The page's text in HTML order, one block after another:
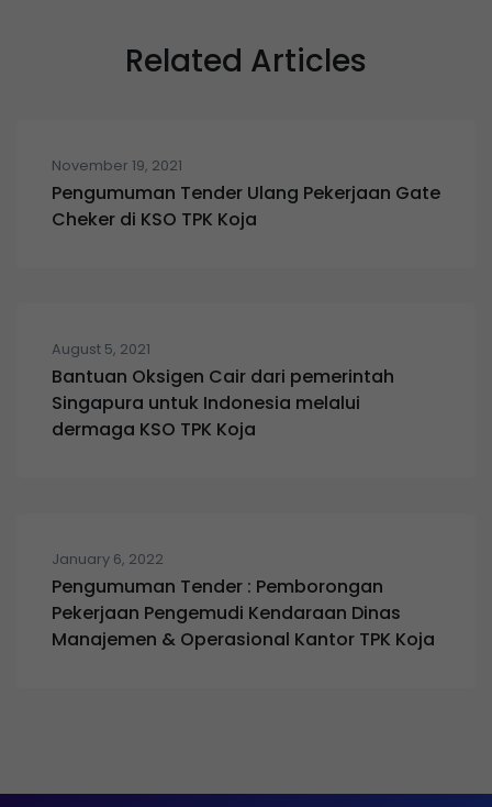
Related Articles
November 19, 2021
Pengumuman Tender Ulang Pekerjaan Gate
Cheker di KSO TPK Koja
August 5, 2021
Bantuan Oksigen Cair dari pemerintah
Singapura untuk Indonesia melalui
dermaga KSO TPK Koja
January 6, 2022
Pengumuman Tender : Pemborongan
Pekerjaan Pengemudi Kendaraan Dinas
Manajemen & Operasional Kantor TPK Koja